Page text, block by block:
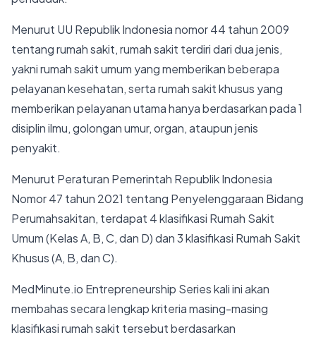
Menurut UU Republik Indonesia nomor 44 tahun 2009
tentang rumah sakit, rumah sakit terdiri dari dua jenis,
yakni rumah sakit umum yang memberikan beberapa
pelayanan kesehatan, serta rumah sakit khusus yang
memberikan pelayanan utama hanya berdasarkan pada 1
disiplin ilmu, golongan umur, organ, ataupun jenis
penyakit.
Menurut Peraturan Pemerintah Republik Indonesia
Nomor 47 tahun 2021 tentang Penyelenggaraan Bidang
Perumahsakitan, terdapat 4 klasifikasi Rumah Sakit
Umum (Kelas A, B, C, dan D) dan 3 klasifikasi Rumah Sakit
Khusus (A, B, dan C).
MedMinute.io Entrepreneurship Series kali ini akan
membahas secara lengkap kriteria masing-masing
klasifikasi rumah sakit tersebut berdasarkan